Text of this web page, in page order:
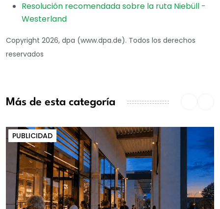
Resolución recomendada sobre la ruta Niebüll -
Westerland
Copyright 2026, dpa (www.dpa.de). Todos los derechos
reservados
Más de esta categoría
PUBLICIDAD